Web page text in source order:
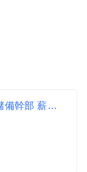
【饗饗 旭集 URBAN PARADISE】 儲備幹部 薪資面議 歡迎相關經驗者來挑戰【信義區】